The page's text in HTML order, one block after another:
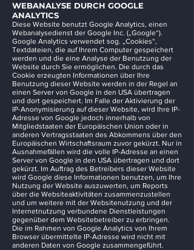
WEBANALYSE DURCH GOOGLE
ANALYTICS
Diese Website benutzt Google Analytics, einen
Webanalysedienst der Google Inc. („Google“).
Google Analytics verwendet sog. „Cookies“,
Textdateien, die auf Ihrem Computer gespeichert
werden und die eine Analyse der Benutzung der
Website durch Sie ermöglichen. Die durch das
Cookie erzeugten Informationen über Ihre
Benutzung dieser Website werden in der Regel an
einen Server von Google in den USA übertragen
und dort gespeichert. Im Falle der Aktivierung der
IP-Anonymisierung auf dieser Website, wird Ihre IP-
Adresse von Google jedoch innerhalb von
Mitgliedstaaten der Europäischen Union oder in
anderen Vertragsstaaten des Abkommens über den
Europäischen Wirtschaftsraum zuvor gekürzt. Nur in
Ausnahmefällen wird die volle IP-Adresse an einen
Server von Google in den USA übertragen und dort
gekürzt. Im Auftrag des Betreibers dieser Website
wird Google diese Informationen benutzen, um Ihre
Nutzung der Website auszuwerten, um Reports
über die Websiteaktivitäten zusammenzustellen
und um weitere mit der Websitenutzung und der
Internetnutzung verbundene Dienstleistungen
gegenüber dem Websitebetreiber zu erbringen.
Die im Rahmen von Google Analytics von Ihrem
Browser übermittelte IP-Adresse wird nicht mit
anderen Daten von Google zusammengeführt.